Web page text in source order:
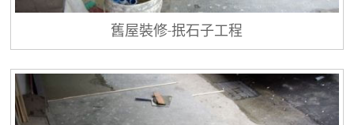
舊屋裝修-抿石子工程